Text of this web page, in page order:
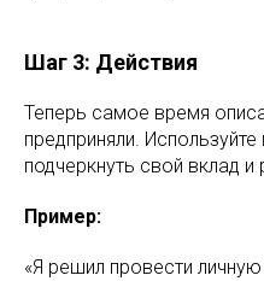
Шаг 3: Действия
Теперь самое время
предприняли.
подчеркнуть свой вклад
Пример:
«Я решил провести